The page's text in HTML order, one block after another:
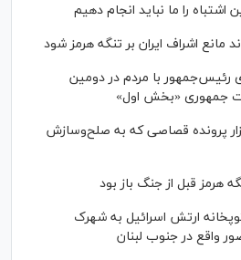
اشتباه را ما نباید انجام دهیم
اشراف ایران بر تنگه هرمز شود
رئیس‌جمهور با مردم در دومین
جمهوری «بخش اول»
بیش از ۳ هزار پرونده قصاصی که به صلح‌وسازش
هرمز قبل از جنگ باز بود
ارتش اسرائیل به شهرک
واقع در جنوب لبنان